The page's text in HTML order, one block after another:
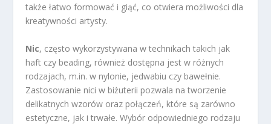
także łatwo formować i giąć, co otwiera możliwości dla
kreatywności artysty.
Nic, często wykorzystywana w technikach takich jak
haft czy beading, również dostępna jest w różnych
rodzajach, m.in. w nylonie, jedwabiu czy bawełnie.
Zastosowanie nici w biżuterii pozwala na tworzenie
delikatnych wzorów oraz połączeń, które są zarówno
estetyczne, jak i trwałe. Wybór odpowiedniego rodzaju